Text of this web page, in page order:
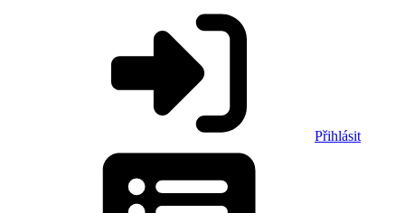
Přihlásit